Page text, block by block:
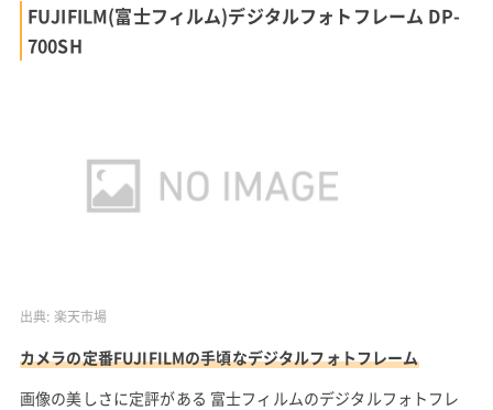
FUJIFILM(富士フィルム)デジタルフォトフレーム DP-
700SH
出典: 楽天市場
カメラの定番FUJIFILMの手頃なデジタルフォトフレーム
画像の美しさに定評がある 富士フィルムのデジタルフォトフレ